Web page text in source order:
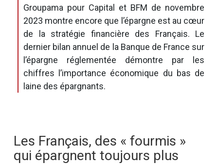
Groupama pour Capital et BFM de novembre
2023 montre encore que l’épargne est au cœur
de la stratégie financière des Français. Le
dernier bilan annuel de la Banque de France sur
l’épargne réglementée démontre par les
chiffres l’importance économique du bas de
laine des épargnants.
Les Français, des « fourmis »
qui épargnent toujours plus